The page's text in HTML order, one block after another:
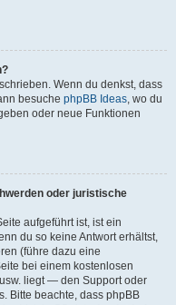
Wenn du denkst, dass
besuche phpBB Ideas, wo du
oder neue Funktionen
oder juristische
aufgeführt ist, ist ein
du so keine Antwort erhältst,
(führe dazu eine
bei einem kostenlosen
liegt — den Support oder
Bitte beachte, dass phpBB